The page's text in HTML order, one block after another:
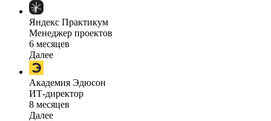
Яндекс Практикум
Менеджер проектов
6 месяцев
Далее
Академия Эдюсон
ИТ-директор
8 месяцев
Далее